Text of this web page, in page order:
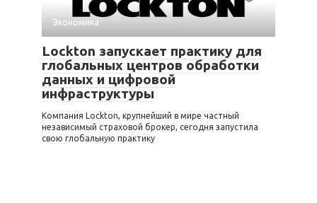
Экономика
Lockton запускает практику для
глобальных центров обработки
данных и цифровой
инфраструктуры
Компания Lockton, крупнейший в мире частный
независимый страховой брокер, сегодня запустила
свою глобальную практику